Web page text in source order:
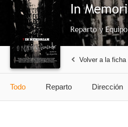
Reparto y Equipo
Volver a la ficha
Todo Reparto Dirección